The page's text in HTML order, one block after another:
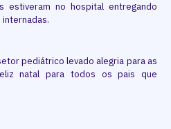
estiveram no hospital entregando
pediátrico levado alegria para as
natal para todos os pais que